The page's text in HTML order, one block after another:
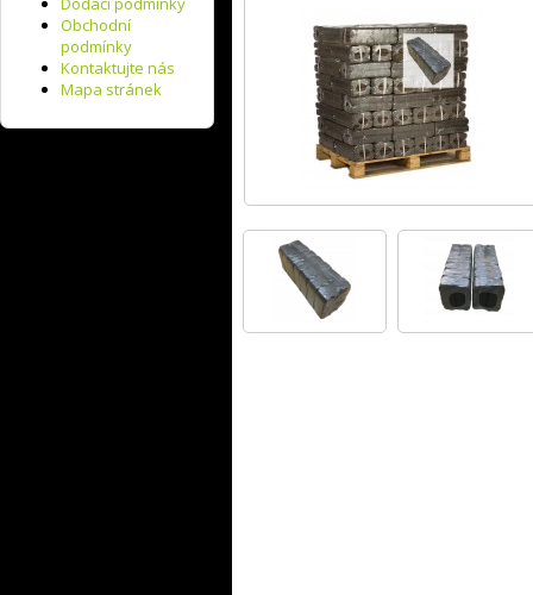
Obchodní
podmínky
Kontaktujte nás
Mapa stránek